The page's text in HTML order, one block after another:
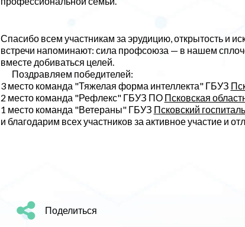
Спасибо всем участникам за эрудицию, открытость и
встречи напоминают: сила профсоюза — в нашем
вместе добиваться целей.
Поздравляем победителей:
3 место команда "Тяжелая форма интеллекта" ГБУЗ
2 место команда "Рефлекс" ГБУЗ ПО Псковская
1 место команда "Ветераны" ГБУЗ Псковский
и благодарим всех участников за активное участие и
Поделиться